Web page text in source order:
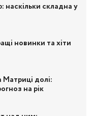
наскільки складна у
новинки та хіти
Матриці долі:
на рік